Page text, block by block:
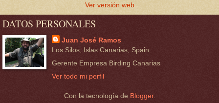
Ver versión web
DATOS PERSONALES
Juan José Ramos
Los Silos, Islas Canarias, Spain
Gerente Empresa Birding Canarias
Ver todo mi perfil
Con la tecnología de Blogger.